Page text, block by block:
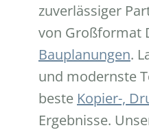
zuverlässiger
von Großformat
Bauplanungen.
und modernste
beste Kopier-,
Ergebnisse.